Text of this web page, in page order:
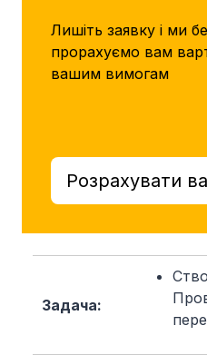
Лишіть заявку і ми
прорахуємо вам
вашим вимогам
Розрахувати
Задача: